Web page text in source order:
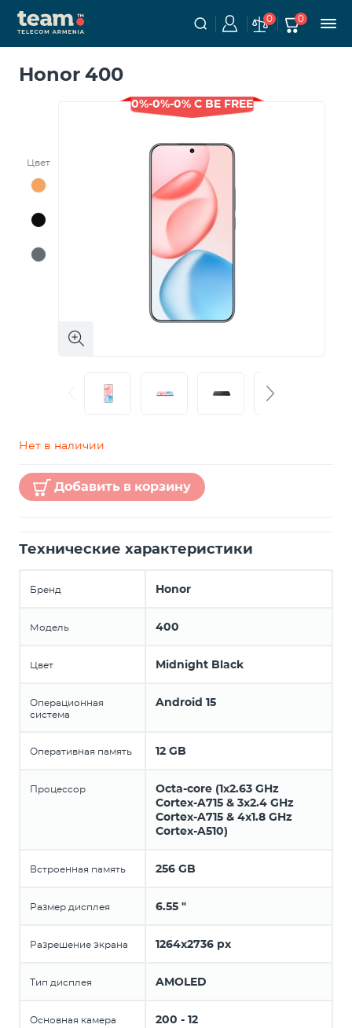
0 0
Honor 400
Цвет
0%-0%-0% С BE FREE
Нет в наличии
Добавить в корзину
Технические характеристики
Бренд Honor
Модель 400
Цвет Midnight Black
Операционная
система
Android 15
Оперативная память 12 GB
Процессор
Octa-core (1x2.63 GHz
Cortex-A715 & 3x2.4 GHz
Cortex-A715 & 4x1.8 GHz
Cortex-A510)
Встроенная память 256 GB
Размер дисплея 6.55 "
Разрешение экрана 1264x2736 px
Тип дисплея AMOLED
Основная камера 200 - 12